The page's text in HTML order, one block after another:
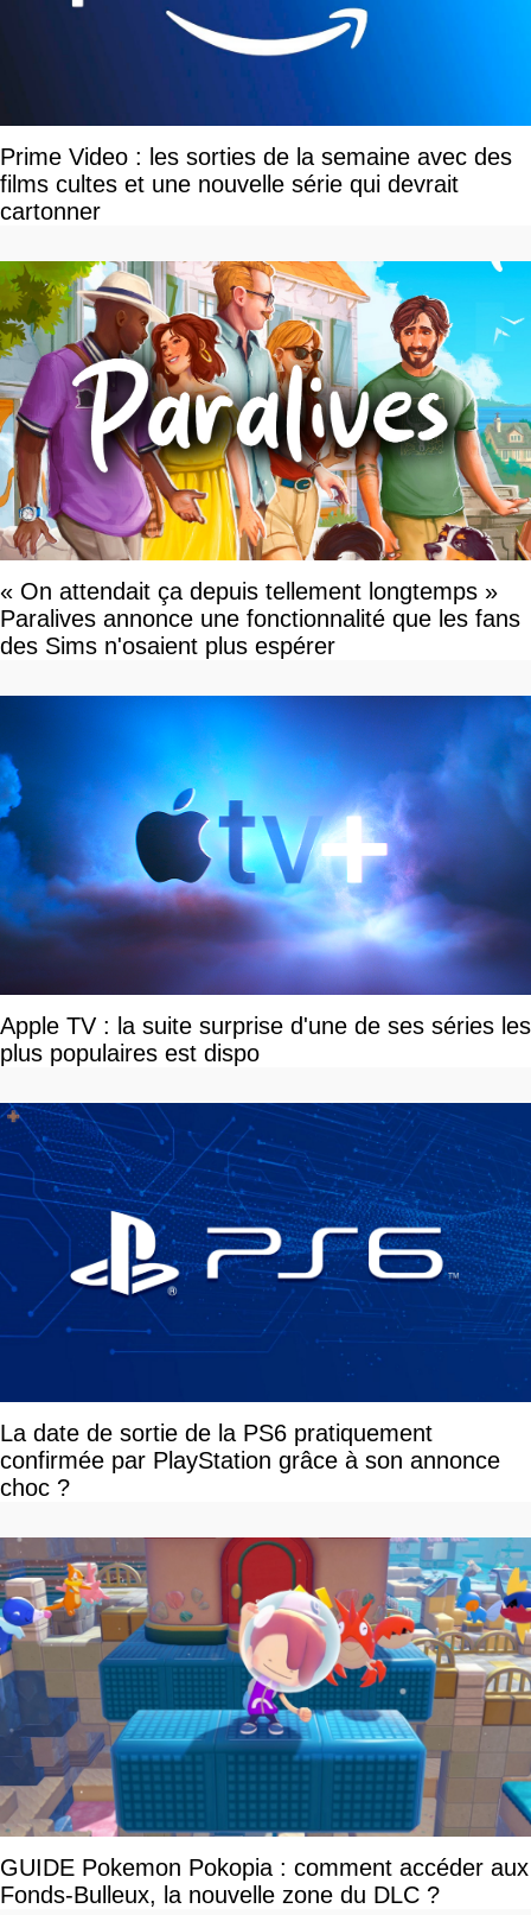
Prime Video : les sorties de la semaine avec des
films cultes et une nouvelle série qui devrait
cartonner
« On attendait ça depuis tellement longtemps »
Paralives annonce une fonctionnalité que les fans
des Sims n'osaient plus espérer
Apple TV : la suite surprise d'une de ses séries les
plus populaires est dispo
La date de sortie de la PS6 pratiquement
confirmée par PlayStation grâce à son annonce
choc ?
GUIDE Pokemon Pokopia : comment accéder aux
Fonds-Bulleux, la nouvelle zone du DLC ?